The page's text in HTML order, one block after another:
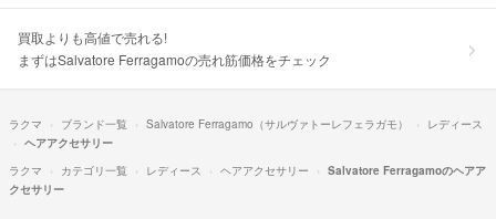
買取よりも高値で売れる!
まずはSalvatore Ferragamoの売れ筋価格をチェック
ラクマ ブランド一覧 Salvatore Ferragamo（サルヴァトーレフェラガモ）
レディース
ヘアアクセサリー
ラクマ
カテゴリ一覧 レディース ヘアアクセサリー
Salvatore Ferragamoのヘアア
クセサリー